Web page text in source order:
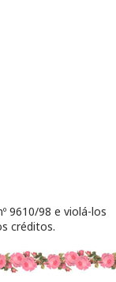
9610/98 e violá-los
créditos.